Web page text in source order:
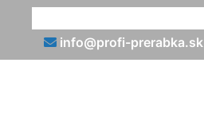
info@profi-prerabka.sk